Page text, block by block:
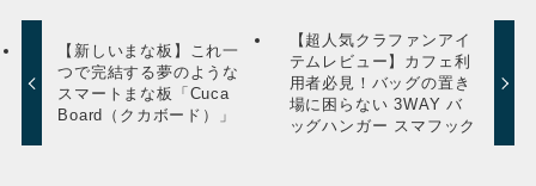
【新しいまな板】これ一
つで完結する夢のような
スマートまな板「Cuca
Board（クカボード）」
【超人気クラファンアイ
テムレビュー】カフェ利
用者必見！バッグの置き
場に困らない 3WAY バ
ッグハンガー スマフック